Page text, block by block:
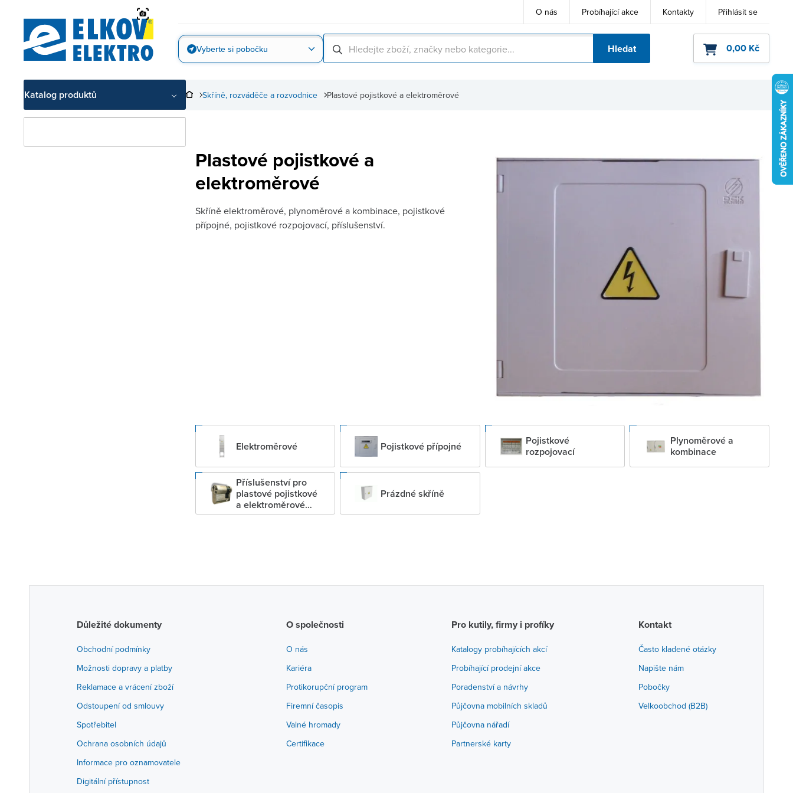
O nás Probíhající akce Kontakty Přihlásit se
Vyberte si pobočku Hledat 0,00 Kč
Katalog produktů Plastové pojistkové a elektroměrové
Skříně, rozváděče a rozvodnice
Plastové pojistkové a
elektroměrové
Skříně elektroměrové, plynoměrové a kombinace, pojistkové
přípojné, pojistkové rozpojovací, příslušenství.
Elektroměrové Pojistkové přípojné
Pojistkové
rozpojovací
Plynoměrové a
kombinace
Příslušenství pro
plastové pojistkové
a elektroměrové
rozvodnice
Prázdné skříně
Důležité dokumenty
Obchodní podmínky
Možnosti dopravy a platby
Reklamace a vrácení zboží
Odstoupení od smlouvy
Spotřebitel
Ochrana osobních údajů
Informace pro oznamovatele
Digitální přístupnost
O společnosti
O nás
Kariéra
Protikorupční program
Firemní časopis
Valné hromady
Certifikace
Pro kutily, firmy i profíky
Katalogy probíhajících akcí
Probíhající prodejní akce
Poradenství a návrhy
Půjčovna mobilních skladů
Půjčovna nářadí
Partnerské karty
Kontakt
Často kladené otázky
Napište nám
Pobočky
Velkoobchod (B2B)